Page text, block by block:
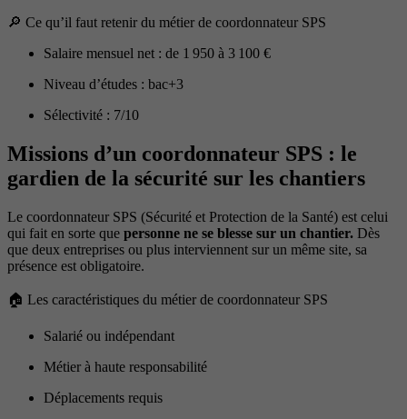
🔎 Ce qu’il faut retenir du métier de coordonnateur SPS
Salaire mensuel net : de 1 950 à 3 100 €
Niveau d’études : bac+3
Sélectivité : 7/10
Missions d’un coordonnateur SPS : le
gardien de la sécurité sur les chantiers
Le coordonnateur SPS (Sécurité et Protection de la Santé) est celui
qui fait en sorte que personne ne se blesse sur un chantier. Dès
que deux entreprises ou plus interviennent sur un même site, sa
présence est obligatoire.
🏠 Les caractéristiques du métier de coordonnateur SPS
Salarié ou indépendant
Métier à haute responsabilité
Déplacements requis